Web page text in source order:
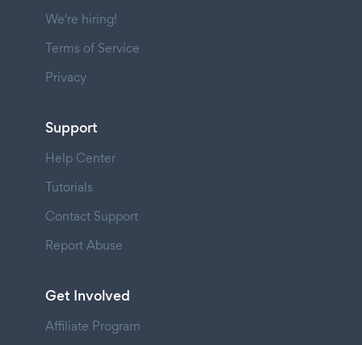
We're hiring!
Terms of Service
Privacy
Support
Help Center
Tutorials
Contact Support
Report Abuse
Get Involved
Affiliate Program